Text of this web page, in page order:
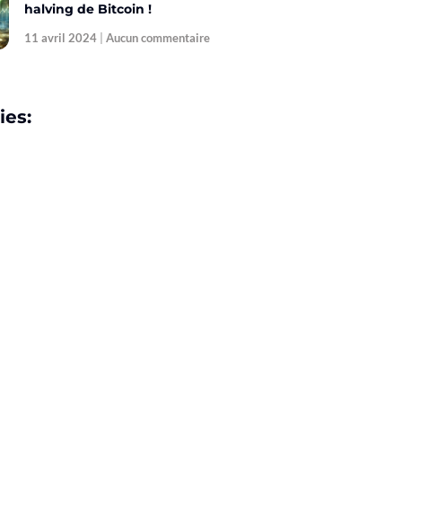
halving de Bitcoin !
11 avril 2024 Aucun commentaire